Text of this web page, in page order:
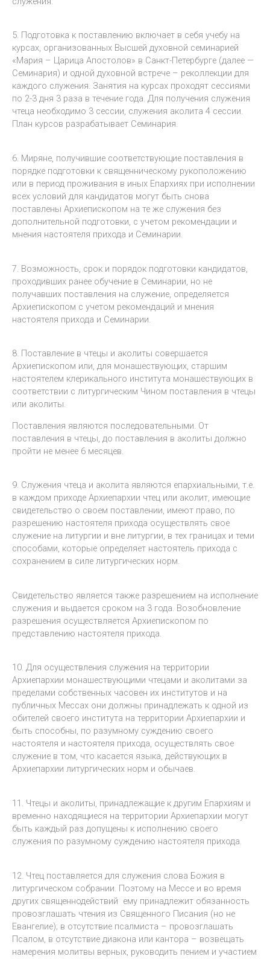
5. Подготовка к поставлению включает в себя учебу на
курсах, организованных Высшей духовной семинарией
«Мария – Царица Апостолов» в Санкт-Петербурге (далее —
Семинария) и одной духовной встрече – реколлекции для
каждого служения. Занятия на курсах проходят сессиями
по 2-3 дня 3 раза в течение года. Для получения служения
чтеца необходимо 3 сессии, служения аколита 4 сессии.
План курсов разрабатывает Семинария.
6. Миряне, получившие соответствующие поставления в
порядке подготовки к священническому рукоположению
или в период проживания в иных Епархиях при исполнении
всех условий для кандидатов могут быть снова
поставлены Архиепископом на те же служения без
дополнительной подготовки, с учетом рекомендации и
мнения настоятеля прихода и Семинарии.
7. Возможность, срок и порядок подготовки кандидатов,
проходивших ранее обучение в Семинарии, но не
получавших поставления на служение, определяется
Архиепископом с учетом рекомендаций и мнения
настоятеля прихода и Семинарии.
8. Поставление в чтецы и аколиты совершается
Архиепископом или, для монашествующих, старшим
настоятелем клерикального института монашествующих в
соответствии с литургическим Чином поставления в чтецы
или аколиты.
Поставления являются последовательными. От
поставления в чтецы, до поставления в аколиты должно
пройти не менее 6 месяцев.
9. Служения чтеца и аколита являются епархиальными, т.е.
в каждом приходе Архиепархии чтец или аколит, имеющие
свидетельство о своем поставлении, имеют право, по
разрешению настоятеля прихода осуществлять свое
служение на литургии и вне литургии, в тех границах и теми
способами, которые определяет настоятель прихода с
сохранением в силе литургических норм.
Свидетельство является также разрешением на исполнение
служения и выдается сроком на 3 года. Возобновление
разрешения осуществляется Архиепископом по
представлению настоятеля прихода.
10. Для осуществления служения на территории
Архиепархии монашествующими чтецами и аколитами за
пределами собственных часовен их институтов и на
публичных Мессах они должны принадлежать к одной из
обителей своего института на территории Архиепархии и
быть способны, по разумному суждению своего
настоятеля и настоятеля прихода, осуществлять свое
служение в том, что касается языка, действующих в
Архиепархии литургических норм и обычаев.
11. Чтецы и аколиты, принадлежащие к другим Епархиям и
временно находящиеся на территории Архиепархии могут
быть каждый раз допущены к исполнению своего
служения по разумному суждению настоятеля прихода.
12. Чтец поставляется для служения слова Божия в
литургическом собрании. Поэтому на Мессе и во время
других священнодействий ему принадлежит обязанность
провозглашать чтения из Священного Писания (но не
Евангелие); в отсутствие псалмиста – провозглашать
Псалом, в отсутствие диакона или кантора – возвещать
намерения молитвы верных, руководить пением и участием